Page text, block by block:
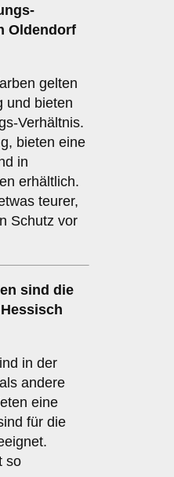
Oldendorf
gelten
und bieten
Verhältnis.
bieten eine
in
erhältlich.
teurer,
Schutz vor
sind die
in der
andere
eine
für die
so